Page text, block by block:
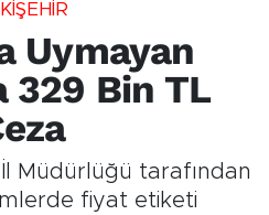
Uymayan
329 Bin TL
Müdürlüğü tarafından
fiyat etiketi